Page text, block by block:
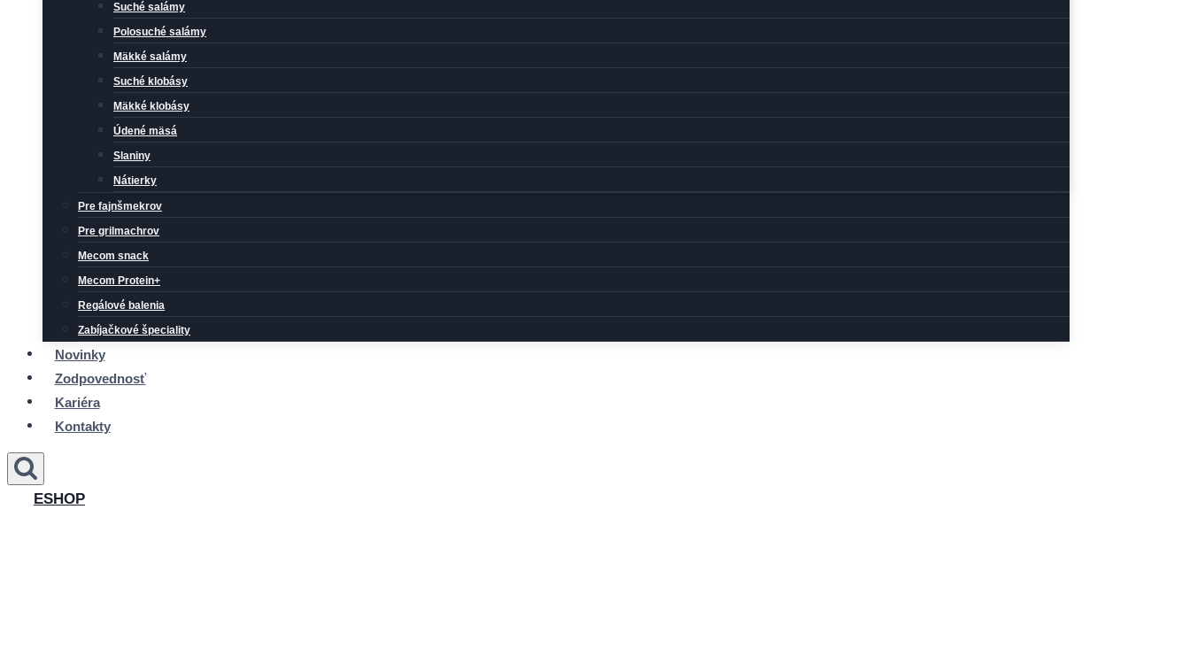
Suché salámy
Polosuché salámy
Mäkké salámy
Suché klobásy
Mäkké klobásy
Údené mäsá
Slaniny
Nátierky
Pre fajnšmekrov
Pre grilmachrov
Mecom snack
Mecom Protein+
Regálové balenia
Zabíjačkové špeciality
Novinky
Zodpovednosť
Kariéra
Kontakty
ESHOP